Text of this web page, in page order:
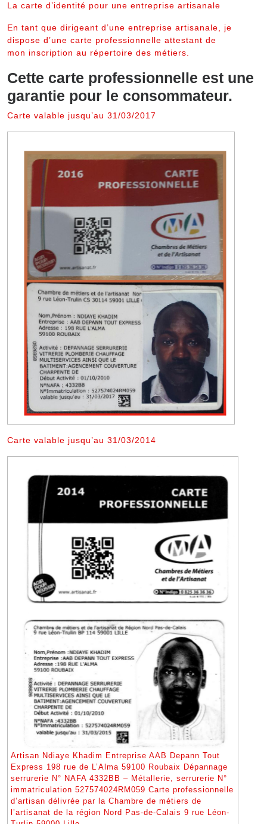
La carte d’identité pour une entreprise artisanale
En tant que dirigeant d’une entreprise artisanale, je
dispose d’une carte professionnelle attestant de
mon inscription au répertoire des métiers.
Cette carte professionnelle est une
garantie pour le consommateur.
Carte valable jusqu’au 31/03/2017
Carte valable jusqu’au 31/03/2014
Artisan Ndiaye Khadim Entreprise AAB Depann Tout
Express 198 rue de L’Alma 59100 Roubaix Dépannage
serrurerie N° NAFA 4332BB – Métallerie, serrurerie N°
immatriculation 527574024RM059 Carte professionnelle
d’artisan délivrée par la Chambre de métiers de
l’artisanat de la région Nord Pas-de-Calais 9 rue Léon-